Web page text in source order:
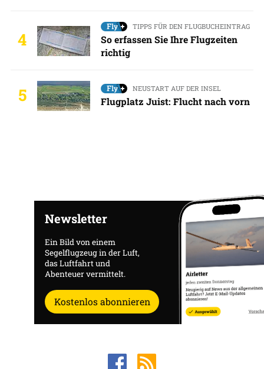
4
TIPPS FÜR DEN FLUGBUCHEINTRAG
So erfassen Sie Ihre Flugzeiten
richtig
5 NEUSTART AUF DER INSEL
Flugplatz Juist: Flucht nach vorn
Newsletter
Ein Bild von einem
Segelflugzeug in der Luft,
das Luftfahrt und
Abenteuer vermittelt.
Kostenlos abonnieren